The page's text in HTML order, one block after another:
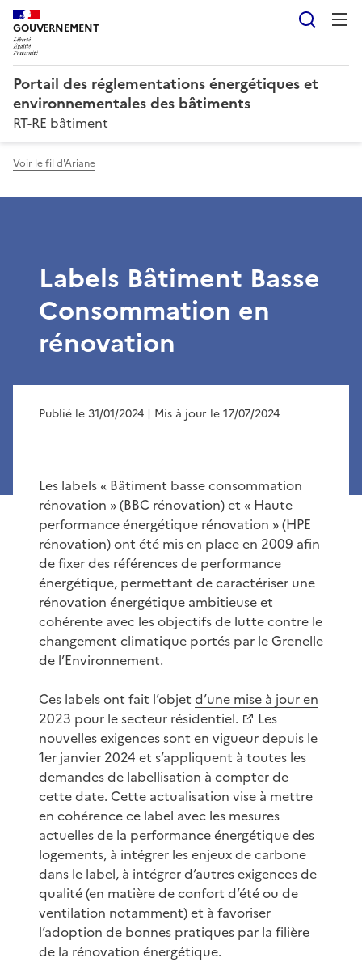
GOUVERNEMENT
Portail des réglementations énergétiques et
environnementales des bâtiments
RT-RE bâtiment
Voir le fil d'Ariane
Labels Bâtiment Basse
Consommation en
rénovation
Publié le 31/01/2024 | Mis à jour le 17/07/2024
Les labels « Bâtiment basse consommation
rénovation » (BBC rénovation) et « Haute
performance énergétique rénovation » (HPE
rénovation) ont été mis en place en 2009 afin
de fixer des références de performance
énergétique, permettant de caractériser une
rénovation énergétique ambitieuse et
cohérente avec les objectifs de lutte contre le
changement climatique portés par le Grenelle
de l’Environnement.
Ces labels ont fait l’objet d’une mise à jour en
2023 pour le secteur résidentiel.
Les
nouvelles exigences sont en vigueur depuis le
1er janvier 2024 et s’appliquent à toutes les
demandes de labellisation à compter de
cette date. Cette actualisation vise à mettre
en cohérence ce label avec les mesures
actuelles de la performance énergétique des
logements, à intégrer les enjeux de carbone
dans le label, à intégrer d’autres exigences de
qualité (en matière de confort d’été ou de
ventilation notamment) et à favoriser
l’adoption de bonnes pratiques par la filière
de la rénovation énergétique.